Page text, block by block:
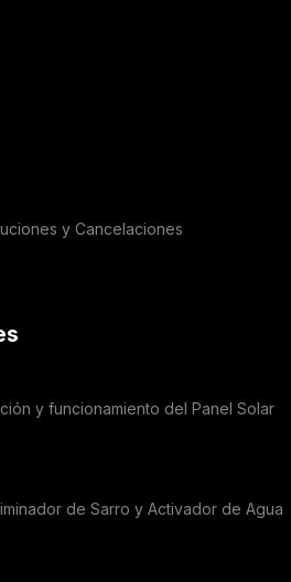
y Cancelaciones
y funcionamiento del Panel Solar
de Sarro y Activador de Agua